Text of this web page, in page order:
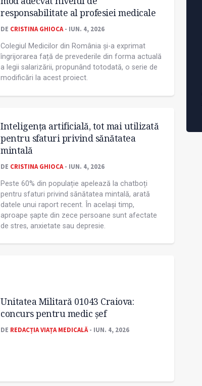
responsabilitate al profesiei medicale
DE CRISTINA GHIOCA - IUN. 4, 2026
Colegiul Medicilor din România și-a exprimat
îngrijorarea față de prevederile din forma actuală
a legii salarizării, propunând totodată, o serie de
modificări la acest proiect.
Inteligența artificială, tot mai utilizată
pentru sfaturi privind sănătatea
mintală
DE CRISTINA GHIOCA - IUN. 4, 2026
Peste 60% din populație apelează la chatboți
pentru sfaturi privind sănătatea mintală, arată
datele unui raport recent. În același timp,
aproape șapte din zece persoane sunt afectate
de stres, anxietate sau depresie.
Unitatea Militară 01043 Craiova:
concurs pentru medic șef
DE REDACȚIA VIAȚA MEDICALĂ - IUN. 4, 2026